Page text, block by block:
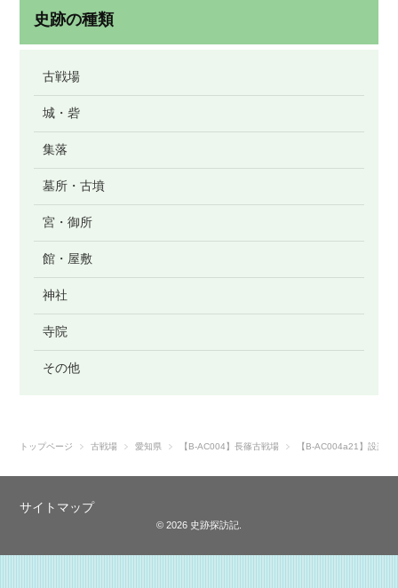
史跡の種類
古戦場
城・砦
集落
墓所・古墳
宮・御所
館・屋敷
神社
寺院
その他
トップページ 古戦場 愛知県 【B-AC004】長篠古戦場 【B-AC004a21】設楽
サイトマップ
© 2026 史跡探訪記.